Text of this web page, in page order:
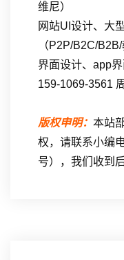
维尼）
网站UI设计、大
（P2P/B2C/
界面设计、app
159-1069-3561
版权申明： 本站
权，请联系小编
号），我们收到